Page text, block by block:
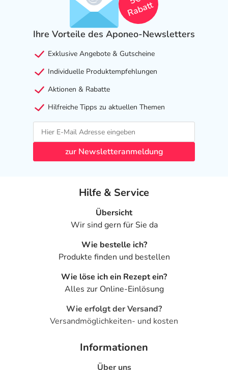
Rabatt
Ihre Vorteile des Aponeo-Newsletters
Exklusive Angebote & Gutscheine
Individuelle Produktempfehlungen
Aktionen & Rabatte
Hilfreiche Tipps zu aktuellen Themen
zur Newsletteranmeldung
Hilfe & Service
Übersicht
Wir sind gern für Sie da
Wie bestelle ich?
Produkte finden und bestellen
Wie löse ich ein Rezept ein?
Alles zur Online-Einlösung
Wie erfolgt der Versand?
Versandmöglichkeiten- und kosten
Informationen
Über uns